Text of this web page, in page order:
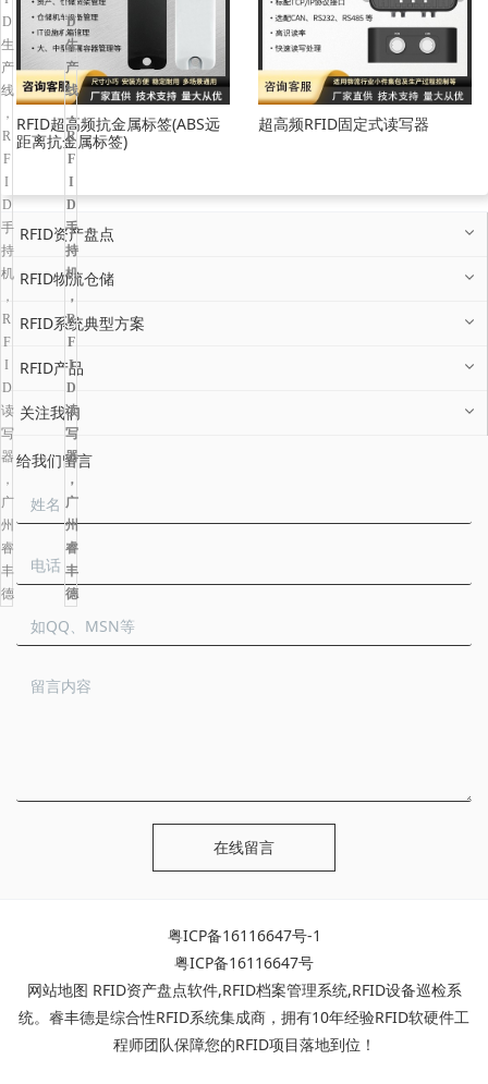
RFID超高频抗金属标签(ABS远
距离抗金属标签)
超高频RFID固定式读写器
RFID资产盘点
RFID物流仓储
RFID系统典型方案
RFID产品
关注我们
给我们留言
在线留言
粤ICP备16116647号-1
粤ICP备16116647号
网站地图 RFID资产盘点软件,RFID档案管理系统,RFID设备巡检系
统。睿丰德是综合性RFID系统集成商，拥有10年经验RFID软硬件工
程师团队保障您的RFID项目落地到位！